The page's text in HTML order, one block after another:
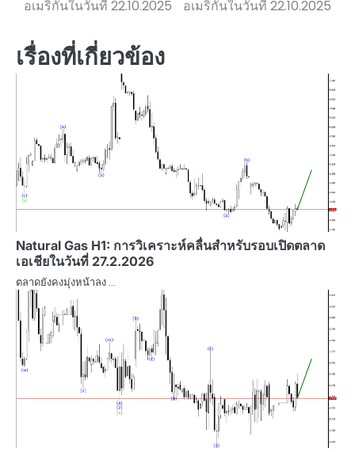
อเมริกันในวันที่ 22.10.2025
อเมริกันในวันที่ 22.10.2025
เรื่องที่เกี่ยวข้อง
Natural Gas H1: การวิเคราะห์คลื่นสำหรับรอบเปิดตลาด
เอเชียในวันที่ 27.2.2026
ตลาดยังคงมุ่งหน้าลง …